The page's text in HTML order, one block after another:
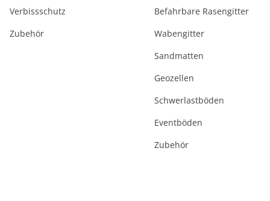
Verbissschutz
Zubehör
Befahrbare Rasengitter
Wabengitter
Sandmatten
Geozellen
Schwerlastböden
Eventböden
Zubehör